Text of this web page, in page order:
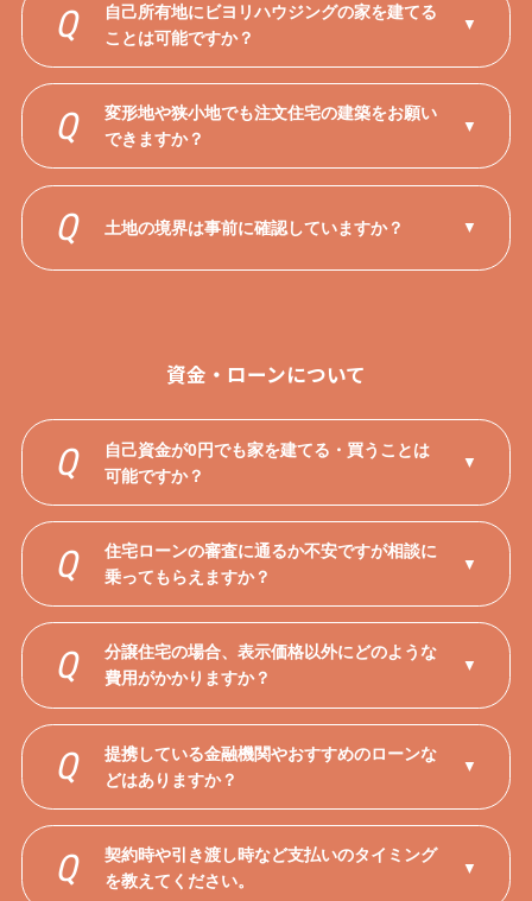
Q
自己所有地にビヨリハウジングの家を建てる
ことは可能ですか？
▼
Q
変形地や狭小地でも注文住宅の建築をお願い
できますか？
▼
Q 土地の境界は事前に確認していますか？ ▼
資金・ローンについて
Q
自己資金が0円でも家を建てる・買うことは
可能ですか？
▼
Q
住宅ローンの審査に通るか不安ですが相談に
乗ってもらえますか？
▼
Q
分譲住宅の場合、表示価格以外にどのような
費用がかかりますか？
▼
Q
提携している金融機関やおすすめのローンな
どはありますか？
▼
Q
契約時や引き渡し時など支払いのタイミング
を教えてください。
▼